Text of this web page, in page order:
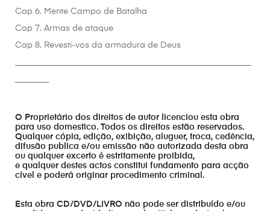
Cap 6. Mente Campo de Batalha
Cap 7. Armas de ataque
Cap 8. Revesti-vos da armadura de Deus
O Proprietário dos direitos de autor licenciou esta obra
para uso domestico. Todos os direitos estão reservados.
Qualquer cópia, edição, exibição, aluguer, troca, cedência,
difusão publica e/ou emissão não autorizada desta obra
ou qualquer excerto é estritamente proibida,
e qualquer destes actos constitui fundamento para acção
cível e poderá originar procedimento criminal.
Esta obra CD/DVD/LIVRO não pode ser distribuído e/ou